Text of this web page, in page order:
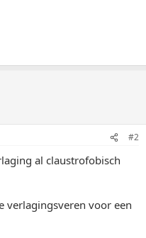
#2
al claustrofobisch
verlagingsveren voor een